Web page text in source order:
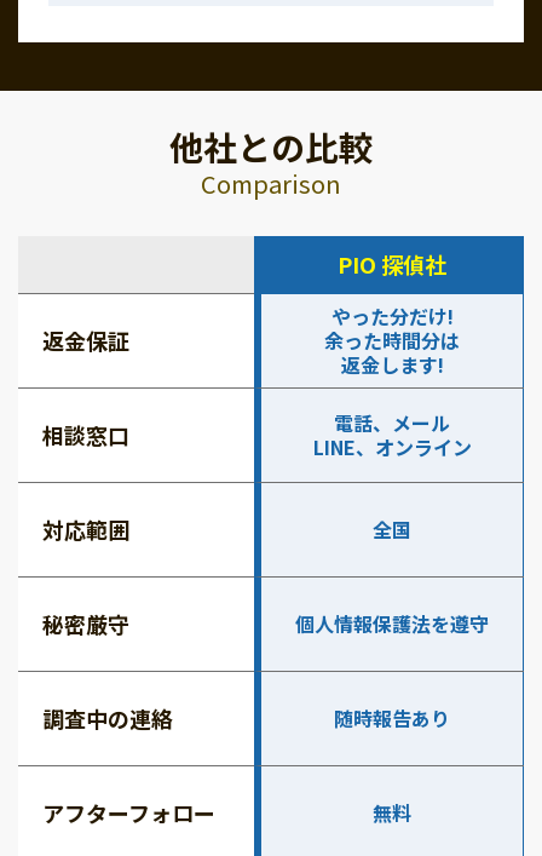
他社との比較
Comparison
PIO 探偵社
返金保証
やった分だけ!
余った時間分は
返金します!
相談窓口
電話、メール
LINE、オンライン
対応範囲 全国
秘密厳守 個人情報保護法を遵守
調査中の連絡 随時報告あり
アフターフォロー 無料